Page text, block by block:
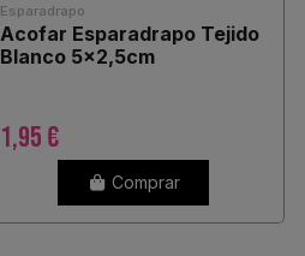
Esparadrapo
Acofar Esparadrapo Tejido
Blanco 5x2,5cm
1,95 €
Comprar